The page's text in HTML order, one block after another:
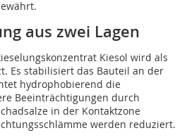
aus zwei Lagen
Kiesol wird als
Es stabilisiert das Bauteil an der
hydrophobierend die
Beeinträchtigungen durch
in der Kontaktzone
werden reduziert.